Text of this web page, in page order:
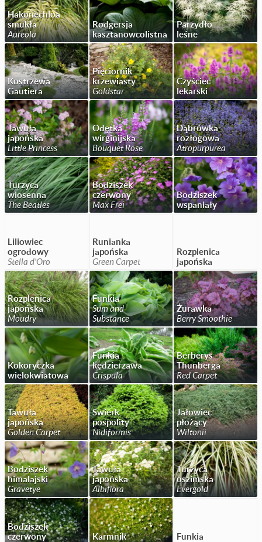
Hakonechloa
smukła
Aureola
Rodgersja
kasztanowcolistna
Parzydło
leśne
Kostrzewa
Gautiera
Pięciornik
krzewiasty
Goldstar
Czyściec
lekarski
Tawuła
japońska
Little Princess
Odętka
wirginijska
Bouquet Rose
Dąbrówka
rozłogowa
Atropurpurea
Turzyca
wiosenna
The Beatles
Bodziszek
czerwony
Max Frei
Bodziszek
wspaniały
Liliowiec
ogrodowy
Stella d'Oro
Runianka
japońska
Green Carpet
Rozplenica
japońska
Rozplenica
japońska
Moudry
Funkia
Sum and
Substance
Żurawka
Berry Smoothie
Kokoryczka
wielokwiatowa
Funkia
kędzierzawa
Crispula
Berberys
Thunberga
Red Carpet
Tawuła
japońska
Golden Carpet
Świerk
pospolity
Nidiformis
Jałowiec
płożący
Wiltonii
Bodziszek
himalajski
Gravetye
Tawuła
japońska
Albiflora
Turzyca
oszimska
Evergold
Bodziszek
czerwony
Karmnik
Funkia